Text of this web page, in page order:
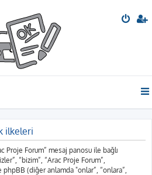
ilkeleri
Proje Forum” mesaj panosu ile bağlı
“bizim”, “Arac Proje Forum”,
(diğer anlamda "onlar”, “onlara”,